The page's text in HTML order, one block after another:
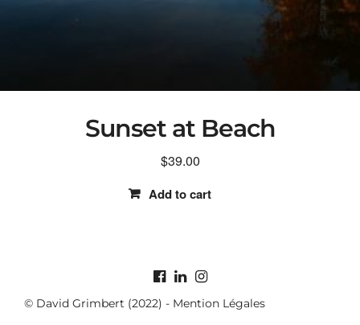
Sunset at Beach
$39.00
Add to cart
© David Grimbert (2022) - Mention Légales